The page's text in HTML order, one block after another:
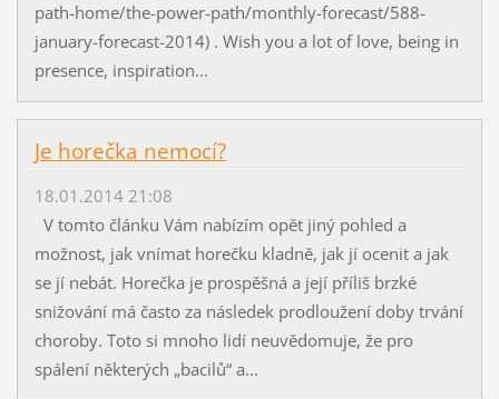
path-home/the-power-path/monthly-forecast/588-
january-forecast-2014) . Wish you a lot of love, being in
presence, inspiration...
Je horečka nemocí?
18.01.2014 21:08
V tomto článku Vám nabízím opět jiný pohled a
možnost, jak vnímat horečku kladně, jak jí ocenit a jak
se jí nebát. Horečka je prospěšná a její příliš brzké
snižování má často za následek prodloužení doby trvání
choroby. Toto si mnoho lidí neuvědomuje, že pro
spálení některých „bacilů“ a...